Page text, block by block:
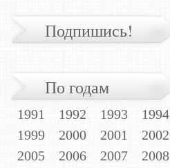
Подпишись!
По годам
1991 1992 1993 1994
1999
2000 2001 2002
2005
2006 2007 2008